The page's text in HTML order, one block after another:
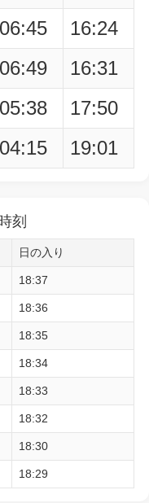
06:45
16:24
06:49
16:31
05:38
17:50
04:15 19:01
刻
日の入り
18:37
18:36
18:35
18:34
18:33
18:32
18:30
18:29